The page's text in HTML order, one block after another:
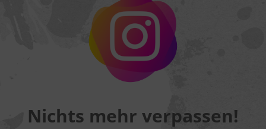
Nichts mehr verpassen!